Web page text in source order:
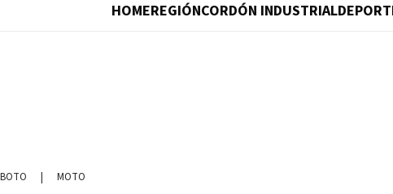
HOMEREGIÓNCORDÓN INDUSTRIAL
| MOTO